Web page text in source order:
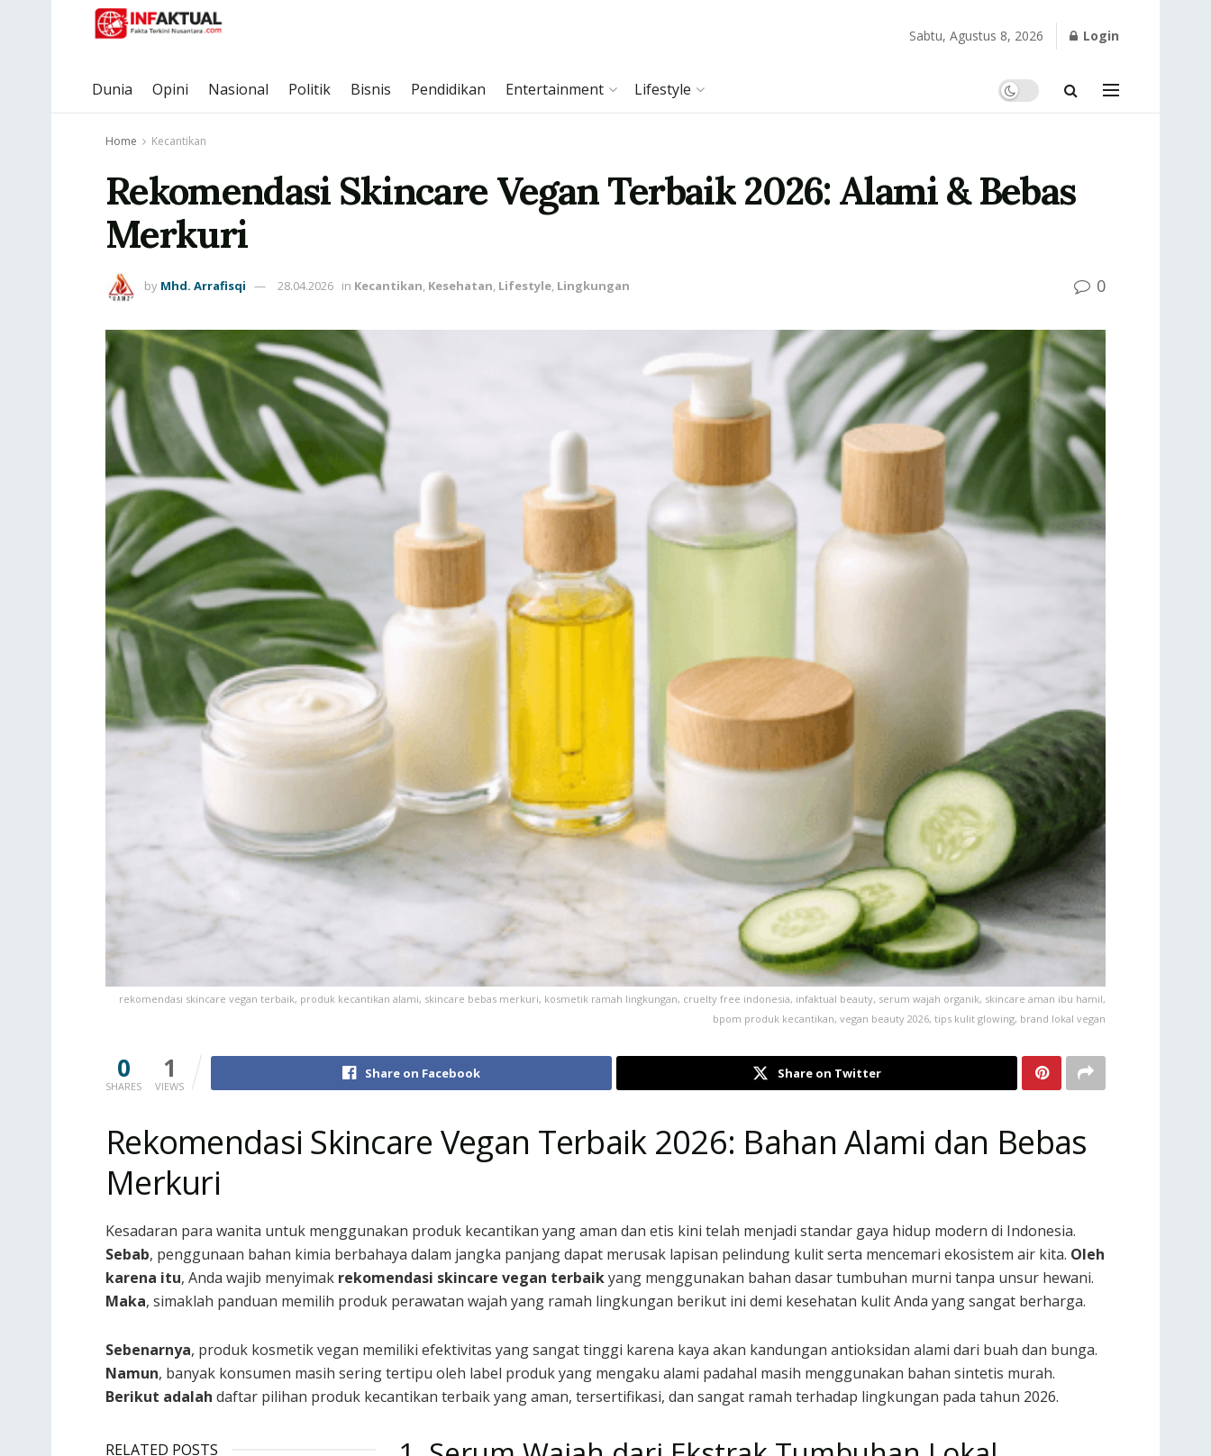
Sabtu, Agustus 8, 2026 Login
Dunia Opini Nasional Politik Bisnis Pendidikan Entertainment Lifestyle
Home Kecantikan
Rekomendasi Skincare Vegan Terbaik 2026: Alami & Bebas
Merkuri
by Mhd. Arrafisqi 28.04.2026 in Kecantikan, Kesehatan, Lifestyle, Lingkungan 0
rekomendasi skincare vegan terbaik, produk kecantikan alami, skincare bebas merkuri, kosmetik ramah lingkungan, cruelty free indonesia, infaktual beauty, serum wajah organik, skincare aman ibu hamil,
bpom produk kecantikan, vegan beauty 2026, tips kulit glowing, brand lokal vegan
0
SHARES
1
VIEWS
Share on Facebook Share on Twitter
Rekomendasi Skincare Vegan Terbaik 2026: Bahan Alami dan Bebas
Merkuri
Kesadaran para wanita untuk menggunakan produk kecantikan yang aman dan etis kini telah menjadi standar gaya hidup modern di Indonesia.
Sebab, penggunaan bahan kimia berbahaya dalam jangka panjang dapat merusak lapisan pelindung kulit serta mencemari ekosistem air kita. Oleh
karena itu, Anda wajib menyimak rekomendasi skincare vegan terbaikyang menggunakan bahan dasar tumbuhan murni tanpa unsur hewani.
Maka, simaklah panduan memilih produk perawatan wajah yang ramah lingkungan berikut ini demi kesehatan kulit Anda yang sangat berharga.
Sebenarnya, produk kosmetik vegan memiliki efektivitas yang sangat tinggi karena kaya akan kandungan antioksidan alami dari buah dan bunga.
Namun, banyak konsumen masih sering tertipu oleh label produk yang mengaku alami padahal masih menggunakan bahan sintetis murah.
Berikut adalah daftar pilihan produk kecantikan terbaik yang aman, tersertifikasi, dan sangat ramah terhadap lingkungan pada tahun 2026.
RELATED POSTS